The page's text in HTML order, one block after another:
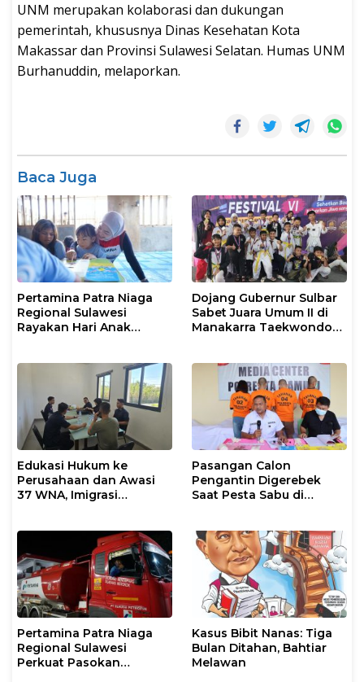
UNM merupakan kolaborasi dan dukungan
pemerintah, khususnya Dinas Kesehatan Kota
Makassar dan Provinsi Sulawesi Selatan. Humas UNM
Burhanuddin, melaporkan.
Baca Juga
Pertamina Patra Niaga
Regional Sulawesi
Rayakan Hari Anak
Tumbuh Generasi
Penjaga Pesisir
Dojang Gubernur Sulbar
Sabet Juara Umum II di
Manakarra Taekwondo
Edukasi Hukum ke
Perusahaan dan Awasi
37 WNA, Imigrasi
Pangkep
Pasangan Calon
Pengantin Digerebek
Saat Pesta Sabu di
Pertamina Patra Niaga
Regional Sulawesi
Perkuat Pasokan
Kasus Bibit Nanas: Tiga
Bulan Ditahan, Bahtiar
Melawan